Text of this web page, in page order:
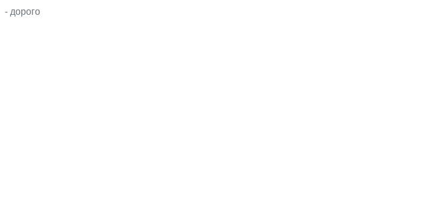
- дорого